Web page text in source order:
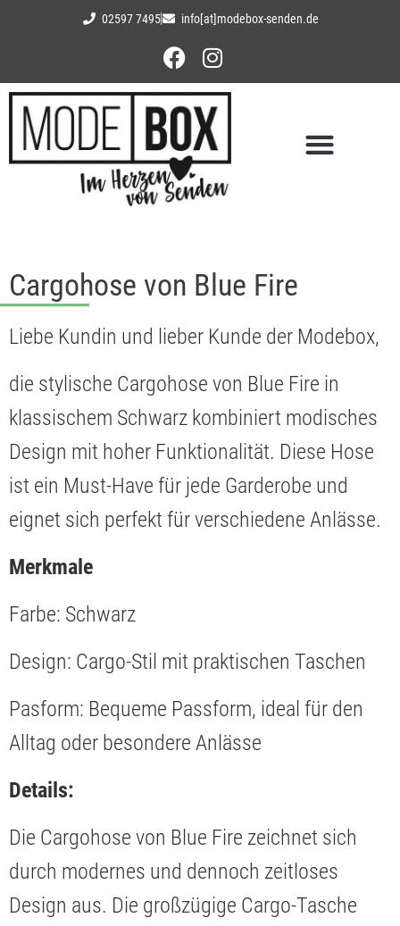
02597 7495 info[at]modebox-senden.de
Cargohose von Blue Fire
Liebe Kundin und lieber Kunde der Modebox,
die stylische Cargohose von Blue Fire in
klassischem Schwarz kombiniert modisches
Design mit hoher Funktionalität. Diese Hose
ist ein Must-Have für jede Garderobe und
eignet sich perfekt für verschiedene Anlässe.
Merkmale
Farbe: Schwarz
Design: Cargo-Stil mit praktischen Taschen
Pasform: Bequeme Passform, ideal für den
Alltag oder besondere Anlässe
Details:
Die Cargohose von Blue Fire zeichnet sich
durch modernes und dennoch zeitloses
Design aus. Die großzügige Cargo-Tasche